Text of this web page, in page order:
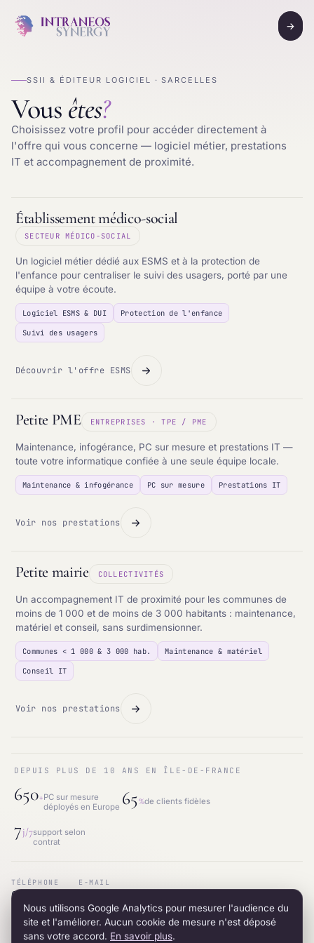
→
SSII & ÉDITEUR LOGICIEL · SARCELLES
Vous êtes?
Choisissez votre profil pour accéder directement à
l'offre qui vous concerne — logiciel métier, prestations
IT et accompagnement de proximité.
Établissement médico-social
SECTEUR MÉDICO-SOCIAL
Un logiciel métier dédié aux ESMS et à la protection de
l'enfance pour centraliser le suivi des usagers, porté par une
équipe à votre écoute.
Logiciel ESMS & DUI
Protection de l'enfance
Suivi des usagers
Découvrir l'offre ESMS
Petite PME ENTREPRISES · TPE / PME
Maintenance, infogérance, PC sur mesure et prestations IT —
toute votre informatique confiée à une seule équipe locale.
Maintenance & infogérance PC sur mesure Prestations IT
Voir nos prestations
Petite mairie COLLECTIVITÉS
Un accompagnement IT de proximité pour les communes de
moins de 1 000 et de moins de 3 000 habitants : maintenance,
matériel et conseil, sans surdimensionner.
Communes < 1 000 & 3 000 hab.
Maintenance & matériel
Conseil IT
Voir nos prestations
DEPUIS PLUS DE 10 ANS EN ÎLE-DE-FRANCE
650+PC sur mesure
déployés en Europe 65%de clients fidèles
7j/7support selon
contrat
TÉLÉPHONE
01.87.53.66.31
E-MAIL
ADRESSE
12 avenue du 8 mai 1945 · 95200 Sarcelles
RÉSEAU
LinkedIn
Nous utilisons Google Analytics pour mesurer l'audience du
site et l'améliorer. Aucun cookie de mesure n'est déposé
sans votre accord. En savoir plus.